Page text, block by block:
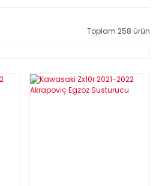
Toplam 258 ürün